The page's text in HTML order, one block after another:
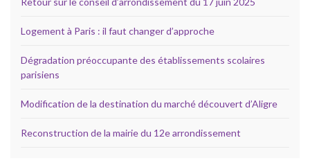
Logement à Paris : il faut changer d’approche
Dégradation préoccupante des établissements scolaires
parisiens
Modification de la destination du marché découvert d’Aligre
Reconstruction de la mairie du 12e arrondissement